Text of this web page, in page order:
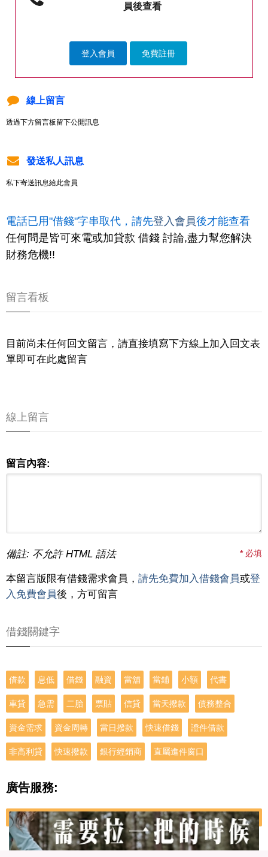
員後查看
登入會員 免費註冊
線上留言
透過下方留言板留下公開訊息
發送私人訊息
私下寄送訊息給此會員
電話已用"借錢"字串取代，請先登入會員後才能查看
任何問是皆可來電或加貸款 借錢 討論,盡力幫您解決
財務危機!!
留言看板
目前尚未任何回文留言，請直接填寫下方線上加入回文表
單即可在此處留言
線上留言
留言內容:
備註: 不允許 HTML 語法 *必填
本留言版限有借錢需求會員， 請先免費加入借錢會員或登
入免費會員後，方可留言
借錢關鍵字
借款 息低 借錢 融資 當舖 當鋪 小額 代書
車貸 急需 二胎 票貼 信貸 當天撥款 債務整合
資金需求 資金周轉 當日撥款 快速借錢 證件借款
非高利貸 快速撥款 銀行經銷商 直屬進件窗口
廣告服務: